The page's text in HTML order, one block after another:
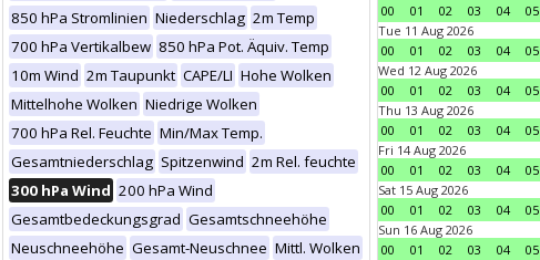
850 hPa Stromlinien Niederschlag 2m Temp
700 hPa Vertikalbew 850 hPa Pot. Äquiv. Temp
10m Wind 2m Taupunkt CAPE/LI Hohe Wolken
Mittelhohe Wolken Niedrige Wolken
700 hPa Rel. Feuchte Min/Max Temp.
Gesamtniederschlag Spitzenwind 2m Rel. feuchte
300 hPa Wind 200 hPa Wind
Gesamtbedeckungsgrad Gesamtschneehöhe
Neuschneehöhe Gesamt-Neuschnee Mittl. Wolken
00
01 02 03 04 05
Tue 11 Aug 2026
00
01 02 03 04 05
Wed 12 Aug 2026
00
01 02 03 04 05
Thu 13 Aug 2026
00
01 02 03 04 05
Fri 14 Aug 2026
00
01 02 03 04 05
Sat 15 Aug 2026
00
01 02 03 04 05
Sun 16 Aug 2026
00
01 02 03 04 05